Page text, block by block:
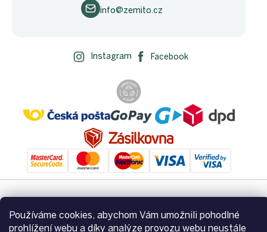
Používáme cookies, abychom Vám umožnili pohodlné
prohlížení webu a díky analýze provozu webu neustále
info@zemito.cz
Instagram Facebook
Vytvořil Shoptet